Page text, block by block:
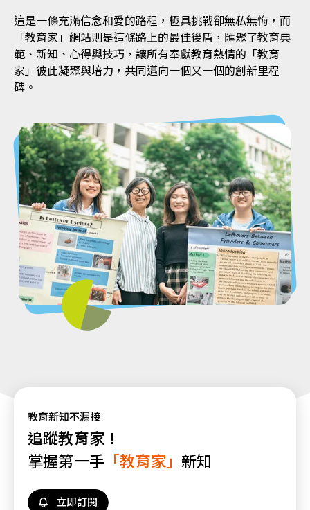
這是一條充滿信念和愛的路程，極具挑戰卻無私無悔，而
「教育家」網站則是這條路上的最佳後盾，匯聚了教育典
範、新知、心得與技巧，讓所有奉獻教育熱情的「教育
家」彼此凝聚與培力，共同邁向一個又一個的創新里程
碑。
教育新知不漏接
追蹤教育家！
掌握第一手 「教育家」 新知
立即訂閱